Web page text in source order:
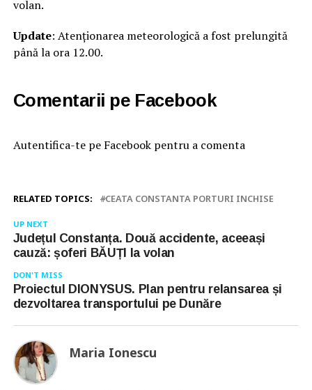
volan.
Update: Atenționarea meteorologică a fost prelungită
până la ora 12.00.
Comentarii pe Facebook
Autentifica-te pe Facebook pentru a comenta
RELATED TOPICS: CEATA CONSTANTA PORTURI INCHISE
UP NEXT
Județul Constanța. Două accidente, aceeași
cauză: șoferi BĂUȚI la volan
DON'T MISS
Proiectul DIONYSUS. Plan pentru relansarea și
dezvoltarea transportului pe Dunăre
Maria Ionescu